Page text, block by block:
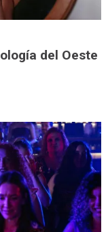
del Oeste